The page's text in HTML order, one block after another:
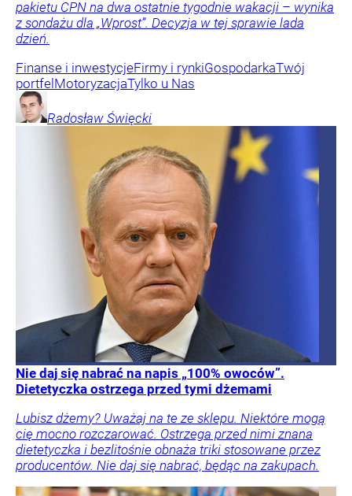
pakietu CPN na dwa ostatnie tygodnie wakacji – wynika
z sondażu dla „Wprost”. Decyzja w tej sprawie lada
dzień.
Finanse i inwestycjeFirmy i rynkiGospodarkaTwój
portfel MotoryzacjaTylko u Nas
Radosław Święcki
Nie daj się nabrać na napis „100% owoców”.
Dietetyczka ostrzega przed tymi dżemami
Lubisz dżemy? Uważaj na te ze sklepu. Niektóre mogą
cię mocno rozczarować. Ostrzega przed nimi znana
dietetyczka i bezlitośnie obnaża triki stosowane przez
producentów. Nie daj się nabrać, będąc na zakupach.